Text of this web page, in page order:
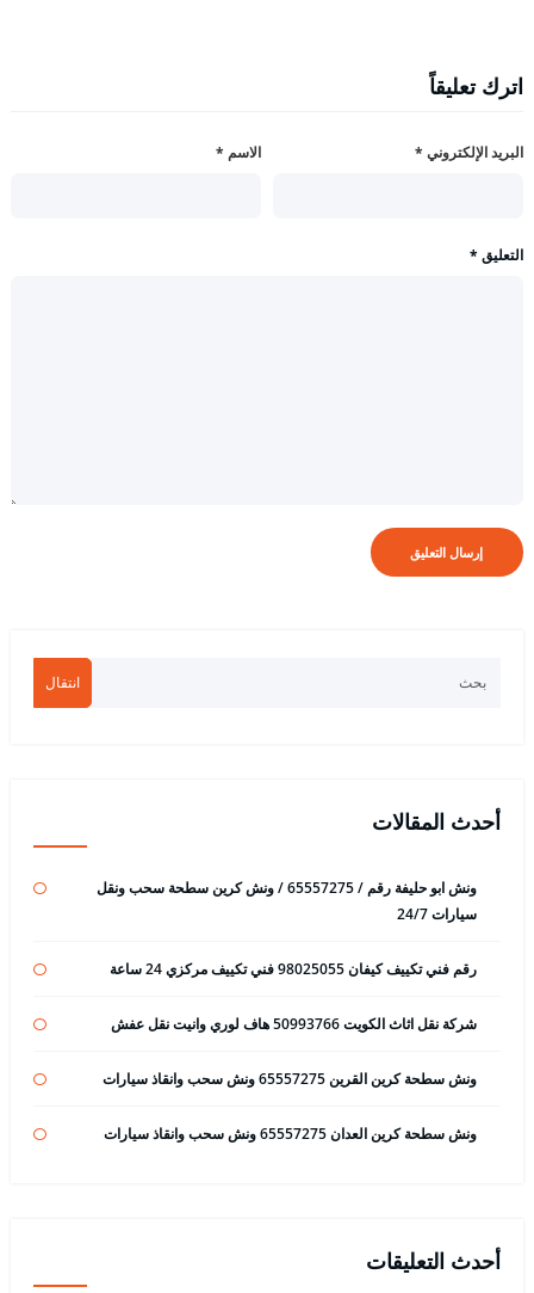
اترك تعليقاً
الاسم * البريد الإلكتروني *
التعليق *
انتقال
أحدث المقالات
ونش ابو حليفة رقم / 65557275 / ونش كرين سطحة سحب ونقل
سيارات 24/7
رقم فني تكييف كيفان 98025055 فني تكييف مركزي 24 ساعة
شركة نقل اثاث الكويت 50993766 هاف لوري وانيت نقل عفش
ونش سطحة كرين القرين 65557275 ونش سحب وانقاذ سيارات
ونش سطحة كرين العدان 65557275 ونش سحب وانقاذ سيارات
أحدث التعليقات